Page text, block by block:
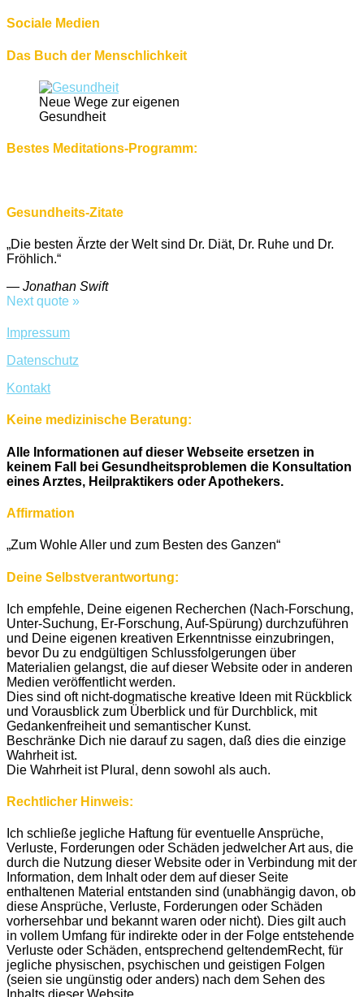
Sociale Medien
Das Buch der Menschlichkeit
Neue Wege zur eigenen
Gesundheit
Bestes Meditations-Programm:
Gesundheits-Zitate
„Die besten Ärzte der Welt sind Dr. Diät, Dr. Ruhe und Dr.
Fröhlich.“
— Jonathan Swift
Next quote »
Impressum
Datenschutz
Kontakt
Keine medizinische Beratung:
Alle Informationen auf dieser Webseite ersetzen in
keinem Fall bei Gesundheitsproblemen die Konsultation
eines Arztes, Heilpraktikers oder Apothekers.
Affirmation
„Zum Wohle Aller und zum Besten des Ganzen“
Deine Selbstverantwortung:
Ich empfehle, Deine eigenen Recherchen (Nach-Forschung,
Unter-Suchung, Er-Forschung, Auf-Spürung) durchzuführen
und Deine eigenen kreativen Erkenntnisse einzubringen,
bevor Du zu endgültigen Schlussfolgerungen über
Materialien gelangst, die auf dieser Website oder in anderen
Medien veröffentlicht werden.
Dies sind oft nicht-dogmatische kreative Ideen mit Rückblick
und Vorausblick zum Überblick und für Durchblick, mit
Gedankenfreiheit und semantischer Kunst.
Beschränke Dich nie darauf zu sagen, daß dies die einzige
Wahrheit ist.
Die Wahrheit ist Plural, denn sowohl als auch.
Rechtlicher Hinweis:
Ich schließe jegliche Haftung für eventuelle Ansprüche,
Verluste, Forderungen oder Schäden jedwelcher Art aus, die
durch die Nutzung dieser Website oder in Verbindung mit der
Information, dem Inhalt oder dem auf dieser Seite
enthaltenen Material entstanden sind (unabhängig davon, ob
diese Ansprüche, Verluste, Forderungen oder Schäden
vorhersehbar und bekannt waren oder nicht). Dies gilt auch
in vollem Umfang für indirekte oder in der Folge entstehende
Verluste oder Schäden, entsprechend geltendemRecht, für
jegliche physischen, psychischen und geistigen Folgen
(seien sie ungünstig oder anders) nach dem Sehen des